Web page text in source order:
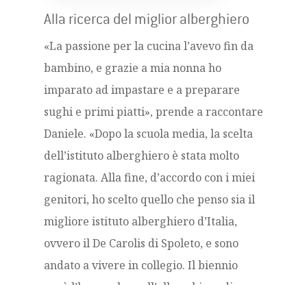
Alla ricerca del miglior alberghiero
«La passione per la cucina l’avevo fin da
bambino, e grazie a mia nonna ho
imparato ad impastare e a preparare
sughi e primi piatti», prende a raccontare
Daniele. «Dopo la scuola media, la scelta
dell’istituto alberghiero è stata molto
ragionata. Alla fine, d’accordo con i miei
genitori, ho scelto quello che penso sia il
migliore istituto alberghiero d’Italia,
ovvero il De Carolis di Spoleto, e sono
andato a vivere in collegio. Il biennio